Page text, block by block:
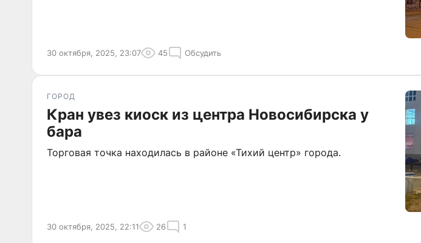
30 октября, 2025, 23:07 45 Обсудить
ГОРОД
Кран увез киоск из центра Новосибирска у
бара
Торговая точка находилась в районе «Тихий центр» города.
30 октября, 2025, 22:11 26 1